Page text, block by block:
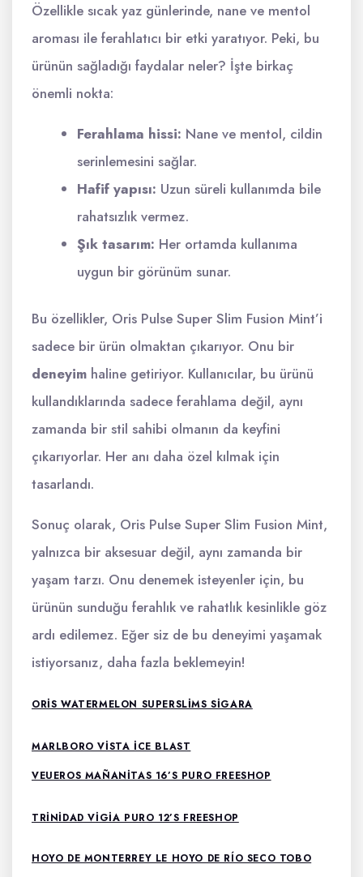
Özellikle sıcak yaz günlerinde, nane ve mentol
aroması ile ferahlatıcı bir etki yaratıyor. Peki, bu
ürünün sağladığı faydalar neler? İşte birkaç
önemli nokta:
Ferahlama hissi: Nane ve mentol, cildin
serinlemesini sağlar.
Hafif yapısı: Uzun süreli kullanımda bile
rahatsızlık vermez.
Şık tasarım: Her ortamda kullanıma
uygun bir görünüm sunar.
Bu özellikler, Oris Pulse Super Slim Fusion Mint’i
sadece bir ürün olmaktan çıkarıyor. Onu bir
deneyim haline getiriyor. Kullanıcılar, bu ürünü
kullandıklarında sadece ferahlama değil, aynı
zamanda bir stil sahibi olmanın da keyfini
çıkarıyorlar. Her anı daha özel kılmak için
tasarlandı.
Sonuç olarak, Oris Pulse Super Slim Fusion Mint,
yalnızca bir aksesuar değil, aynı zamanda bir
yaşam tarzı. Onu denemek isteyenler için, bu
ürünün sunduğu ferahlık ve rahatlık kesinlikle göz
ardı edilemez. Eğer siz de bu deneyimi yaşamak
istiyorsanız, daha fazla beklemeyin!
ORIS WATERMELON SUPERSLIMS SIGARA
MARLBORO VISTA İCE BLAST
VEUEROS MAÑANITAS 16’S PURO FREESHOP
TRINIDAD VIGIA PURO 12’S FREESHOP
HOYO DE MONTERREY LE HOYO DE RÍO SECO TOBO